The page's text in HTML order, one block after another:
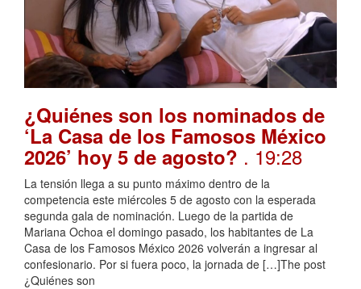
¿Quiénes son los nominados de
‘La Casa de los Famosos México
2026’ hoy 5 de agosto? . 19:28
La tensión llega a su punto máximo dentro de la
competencia este miércoles 5 de agosto con la esperada
segunda gala de nominación. Luego de la partida de
Mariana Ochoa el domingo pasado, los habitantes de La
Casa de los Famosos México 2026 volverán a ingresar al
confesionario. Por si fuera poco, la jornada de […]The post
¿Quiénes son